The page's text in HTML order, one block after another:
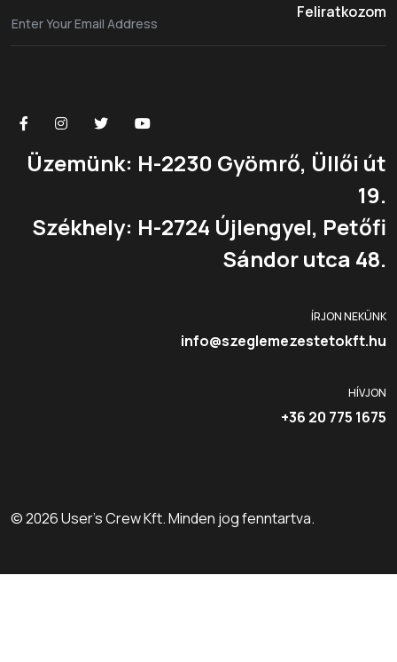
Feliratkozom
Üzemünk: H-2230 Gyömrő, Üllői út
19.
Székhely: H-2724 Újlengyel, Petőfi
Sándor utca 48.
ÍRJON NEKÜNK
info@szeglemezestetokft.hu
HÍVJON
+36 20 775 1675
© 2026 User's Crew Kft. Minden jog fenntartva.